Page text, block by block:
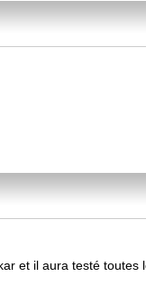
et il aura testé toutes